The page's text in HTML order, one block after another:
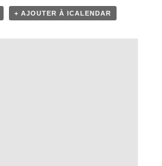
+ AJOUTER À ICALENDAR